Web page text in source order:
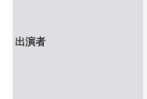
出演者